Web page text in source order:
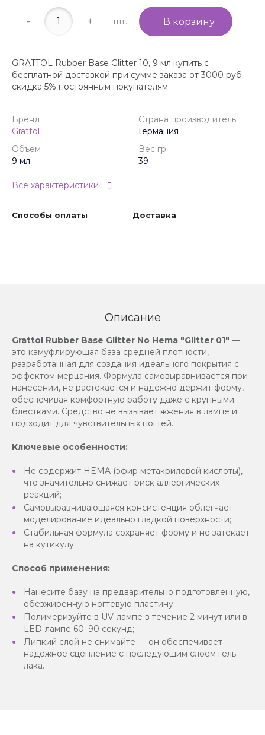
- + шт. В корзину
GRATTOL Rubber Base Glitter 10, 9 мл купить с
бесплатной доставкой при сумме заказа от 3000 руб.
скидка 5% постоянным покупателям.
Бренд
Grattol
Страна производитель
Германия
Объем
9 мл
Вес гр
39
Все характеристики
Способы оплаты Доставка
Описание
Grattol Rubber Base Glitter No Hema "Glitter 01" —
это камуфлирующая база средней плотности,
разработанная для создания идеального покрытия с
эффектом мерцания. Формула самовыравнивается при
нанесении, не растекается и надежно держит форму,
обеспечивая комфортную работу даже с крупными
блестками. Средство не вызывает жжения в лампе и
подходит для чувствительных ногтей.
Ключевые особенности:
Не содержит HEMA (эфир метакриловой кислоты),
что значительно снижает риск аллергических
реакций;
Самовыравнивающаяся консистенция облегчает
моделирование идеально гладкой поверхности;
Стабильная формула сохраняет форму и не затекает
на кутикулу.
Способ применения:
Нанесите базу на предварительно подготовленную,
обезжиренную ногтевую пластину;
Полимеризуйте в UV-лампе в течение 2 минут или в
LED-лампе 60–90 секунд;
Липкий слой не снимайте — он обеспечивает
надежное сцепление с последующим слоем гель-
лака.